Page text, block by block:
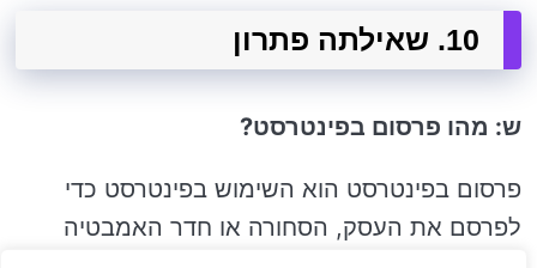
10. שאילתה פתרון
ש: מהו פרסום בפינטרסט?
פרסום בפינטרסט הוא השימוש בפינטרסט כדי
לפרסם את העסק, הסחורה או חדר האמבטיה